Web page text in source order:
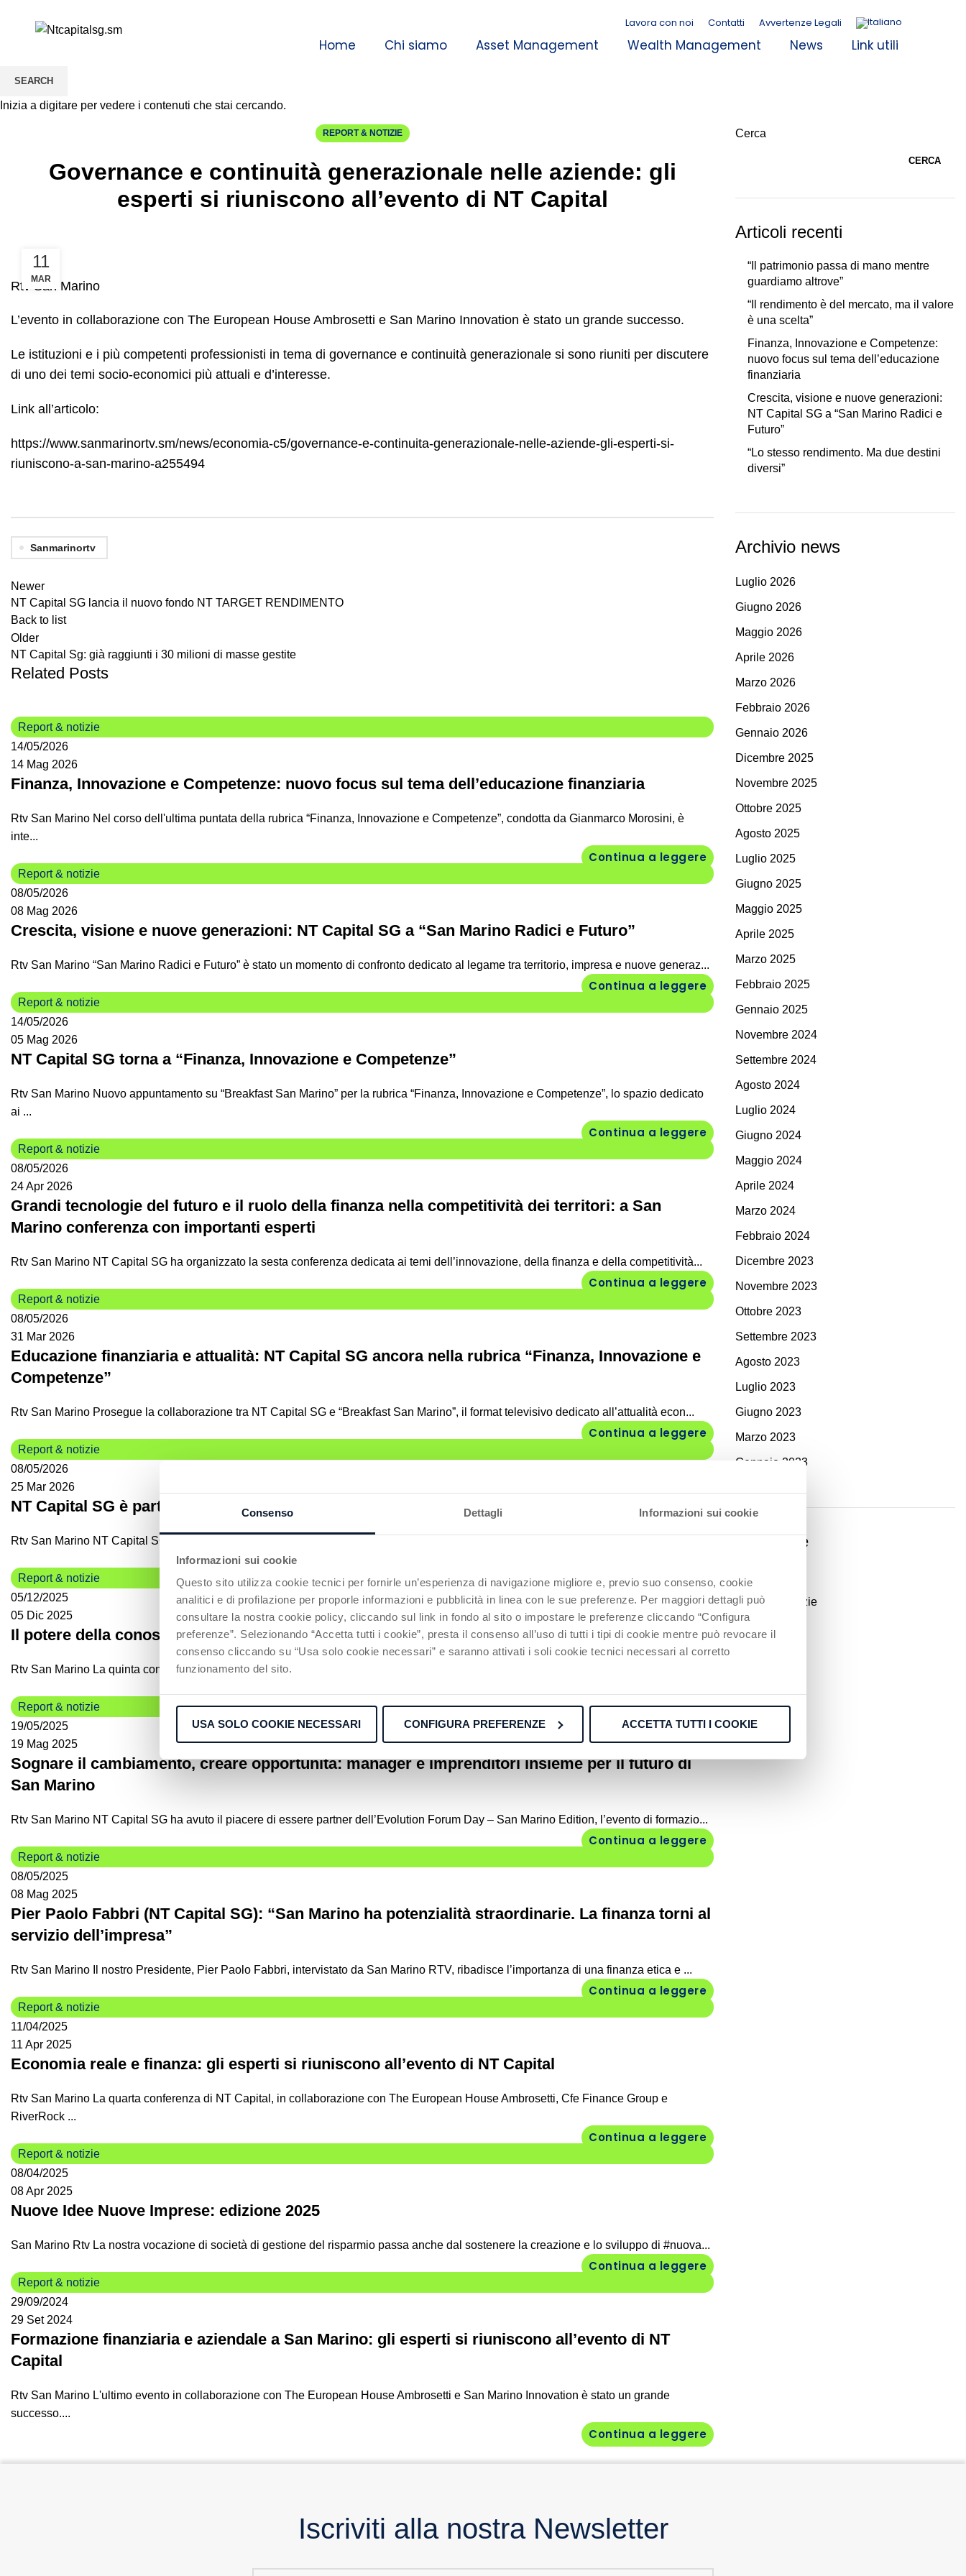
Consenso Dettagli Informazioni sui cookie
Informazioni sui cookie
Questo sito utilizza cookie tecnici per fornirle un’esperienza di navigazione migliore e, previo suo consenso, cookie
analitici e di profilazione per proporle informazioni e pubblicità in linea con le sue preferenze. Per maggiori dettagli può
consultare la nostra cookie policy, cliccando sul link in fondo al sito o impostare le preferenze cliccando “Configura
preferenze”. Selezionando “Accetta tutti i cookie”, presta il consenso all’uso di tutti i tipi di cookie mentre può revocare il
consenso cliccando su “Usa solo cookie necessari” e saranno attivati i soli cookie tecnici necessari al corretto
funzionamento del sito.
USA SOLO COOKIE NECESSARI CONFIGURA PREFERENZE ACCETTA TUTTI I COOKIE
Lavora con noi Contatti Avvertenze Legali
Home Chi siamo Asset Management Wealth Management News Link utili
News
REPORT & NOTIZIE
Governance e continuità generazionale nelle aziende: gli
esperti si riuniscono all’evento di NT Capital
11
MAR
Rtv San Marino
L’evento in collaborazione con The European House Ambrosetti e San Marino Innovation è stato un grande successo.
Le istituzioni e i più competenti professionisti in tema di governance e continuità generazionale si sono riuniti per discutere
di uno dei temi socio-economici più attuali e d’interesse.
Link all’articolo:
https://www.sanmarinortv.sm/news/economia-c5/governance-e-continuita-generazionale-nelle-aziende-gli-esperti-si-
riuniscono-a-san-marino-a255494
Sanmarinortv
Newer
NT Capital SG lancia il nuovo fondo NT TARGET RENDIMENTO
Back to list
Older
NT Capital Sg: già raggiunti i 30 milioni di masse gestite
Related Posts
Report & notizie
14/05/2026
14 Mag 2026
Finanza, Innovazione e Competenze: nuovo focus sul tema dell’educazione finanziaria
Rtv San Marino Nel corso dell'ultima puntata della rubrica “Finanza, Innovazione e Competenze”, condotta da Gianmarco Morosini, è
inte...
Continua a leggere
Report & notizie
08/05/2026
08 Mag 2026
Crescita, visione e nuove generazioni: NT Capital SG a “San Marino Radici e Futuro”
Rtv San Marino “San Marino Radici e Futuro” è stato un momento di confronto dedicato al legame tra territorio, impresa e nuove generaz...
Continua a leggere
Report & notizie
14/05/2026
05 Mag 2026
NT Capital SG torna a “Finanza, Innovazione e Competenze”
Rtv San Marino Nuovo appuntamento su “Breakfast San Marino” per la rubrica “Finanza, Innovazione e Competenze”, lo spazio dedicato
ai ...
Continua a leggere
Report & notizie
08/05/2026
24 Apr 2026
Grandi tecnologie del futuro e il ruolo della finanza nella competitività dei territori: a San
Marino conferenza con importanti esperti
Rtv San Marino NT Capital SG ha organizzato la sesta conferenza dedicata ai temi dell’innovazione, della finanza e della competitività...
Continua a leggere
Report & notizie
08/05/2026
31 Mar 2026
Educazione finanziaria e attualità: NT Capital SG ancora nella rubrica “Finanza, Innovazione e
Competenze”
Rtv San Marino Prosegue la collaborazione tra NT Capital SG e “Breakfast San Marino”, il format televisivo dedicato all’attualità econ...
Continua a leggere
Report & notizie
08/05/2026
25 Mar 2026
NT Capital SG è partner del nuovo spazio informativo “Breakfast San Marino”
Rtv San Marino NT Capital SG è partner del nuovo spazio informativo “Breakfast San Marino”, in onda sul canale 550. Un format dedicat...
Report & notizie
05/12/2025
05 Dic 2025
Il potere della conoscenza finanziaria: esperti e cittadini si riuniscono all’evento di NT Capital
Rtv San Marino La quinta conferenza di NT Capital, in collaborazione con San Marino Innovation è stato un grande successo. La citta...
Report & notizie
19/05/2025
19 Mag 2025
Sognare il cambiamento, creare opportunità: manager e imprenditori insieme per il futuro di
San Marino
Rtv San Marino NT Capital SG ha avuto il piacere di essere partner dell’Evolution Forum Day – San Marino Edition, l’evento di formazio...
Continua a leggere
Report & notizie
08/05/2025
08 Mag 2025
Pier Paolo Fabbri (NT Capital SG): “San Marino ha potenzialità straordinarie. La finanza torni al
servizio dell’impresa”
Rtv San Marino Il nostro Presidente, Pier Paolo Fabbri, intervistato da San Marino RTV, ribadisce l’importanza di una finanza etica e ...
Continua a leggere
Report & notizie
11/04/2025
11 Apr 2025
Economia reale e finanza: gli esperti si riuniscono all’evento di NT Capital
Rtv San Marino La quarta conferenza di NT Capital, in collaborazione con The European House Ambrosetti, Cfe Finance Group e
RiverRock ...
Continua a leggere
Report & notizie
08/04/2025
08 Apr 2025
Nuove Idee Nuove Imprese: edizione 2025
San Marino Rtv La nostra vocazione di società di gestione del risparmio passa anche dal sostenere la creazione e lo sviluppo di #nuova...
Continua a leggere
Report & notizie
29/09/2024
29 Set 2024
Formazione finanziaria e aziendale a San Marino: gli esperti si riuniscono all’evento di NT
Capital
Rtv San Marino L'ultimo evento in collaborazione con The European House Ambrosetti e San Marino Innovation è stato un grande
successo....
Continua a leggere
Cerca
CERCA
Articoli recenti
“Il patrimonio passa di mano mentre
guardiamo altrove”
“Il rendimento è del mercato, ma il valore
è una scelta”
Finanza, Innovazione e Competenze:
nuovo focus sul tema dell’educazione
finanziaria
Crescita, visione e nuove generazioni:
NT Capital SG a “San Marino Radici e
Futuro”
“Lo stesso rendimento. Ma due destini
diversi”
Archivio news
Luglio 2026
Giugno 2026
Maggio 2026
Aprile 2026
Marzo 2026
Febbraio 2026
Gennaio 2026
Dicembre 2025
Novembre 2025
Ottobre 2025
Agosto 2025
Luglio 2025
Giugno 2025
Maggio 2025
Aprile 2025
Marzo 2025
Febbraio 2025
Gennaio 2025
Novembre 2024
Settembre 2024
Agosto 2024
Luglio 2024
Giugno 2024
Maggio 2024
Aprile 2024
Marzo 2024
Febbraio 2024
Dicembre 2023
Novembre 2023
Ottobre 2023
Settembre 2023
Agosto 2023
Luglio 2023
Giugno 2023
Marzo 2023
Gennaio 2023
Categorie
Eventi
Report & notizie
Iscriviti alla nostra Newsletter
SEARCH
Inizia a digitare per vedere i contenuti che stai cercando.